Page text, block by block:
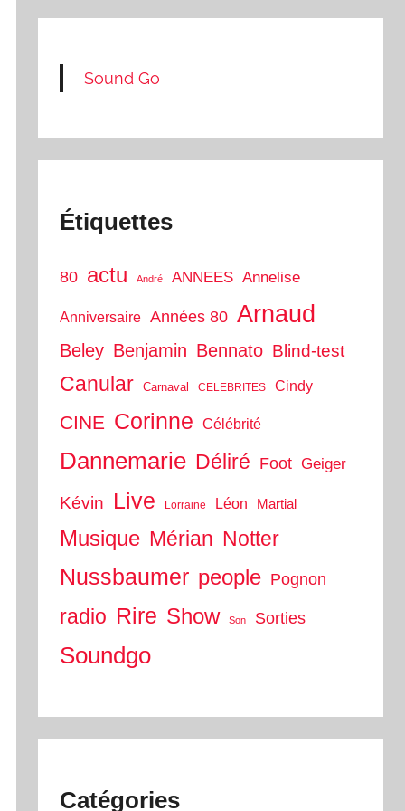
Sound Go
Étiquettes
80 actu André ANNEES Annelise
Anniversaire Années 80 Arnaud
Beley Benjamin Bennato Blind-test
Canular Carnaval CELEBRITES Cindy
CINE Corinne Célébrité
Dannemarie Déliré Foot Geiger
Kévin Live Lorraine Léon Martial
Musique Mérian Notter
Nussbaumer people Pognon
radio Rire Show Son Sorties
Soundgo
Catégories